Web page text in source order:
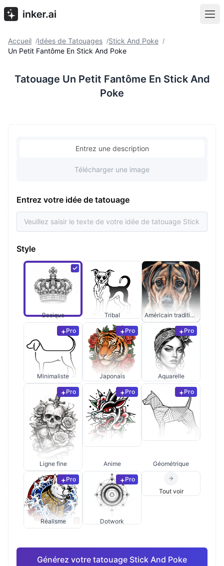
Accueil /Idées de Tatouages /Stick And Poke /
Un Petit Fantôme En Stick And Poke
Tatouage Un Petit Fantôme En Stick And
Poke
Entrez une description
Télécharger une image
Entrez votre idée de tatouage
Style
Basique Tribal Américain traditionnel
Pro
Minimaliste
Pro
Japonais
Pro
Aquarelle
Pro
Ligne fine
Pro
Anime
Pro
Géométrique
Pro
Réalisme
Pro
Dotwork
Tout voir
Générez votre tatouage Stick And Poke